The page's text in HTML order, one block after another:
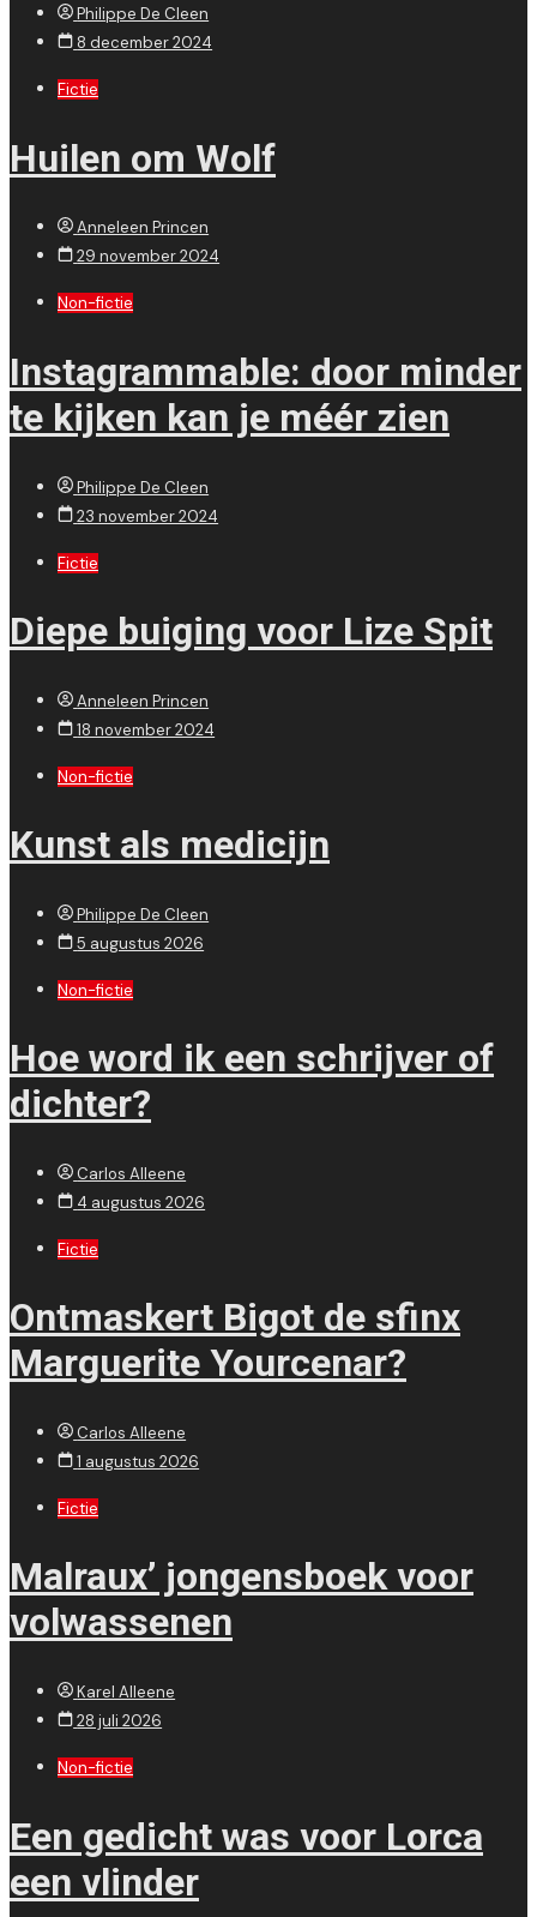
Philippe De Cleen
8 december 2024
Fictie
Huilen om Wolf
Anneleen Princen
29 november 2024
Non-fictie
Instagrammable: door minder
te kijken kan je méér zien
Philippe De Cleen
23 november 2024
Fictie
Diepe buiging voor Lize Spit
Anneleen Princen
18 november 2024
Non-fictie
Kunst als medicijn
Philippe De Cleen
5 augustus 2026
Non-fictie
Hoe word ik een schrijver of
dichter?
Carlos Alleene
4 augustus 2026
Fictie
Ontmaskert Bigot de sfinx
Marguerite Yourcenar?
Carlos Alleene
1 augustus 2026
Fictie
Malraux’ jongensboek voor
volwassenen
Karel Alleene
28 juli 2026
Non-fictie
Een gedicht was voor Lorca
een vlinder